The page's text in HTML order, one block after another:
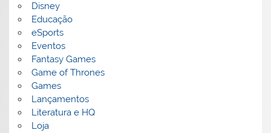
Disney
Educação
eSports
Eventos
Fantasy Games
Game of Thrones
Games
Lançamentos
Literatura e HQ
Loja